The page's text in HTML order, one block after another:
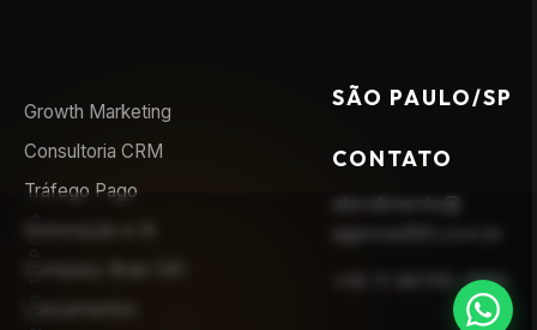
Growth Marketing
Consultoria CRM
Tráfego Pago
SÃO PAULO/SP
CONTATO
atendimento@
+55 11 96795-7593